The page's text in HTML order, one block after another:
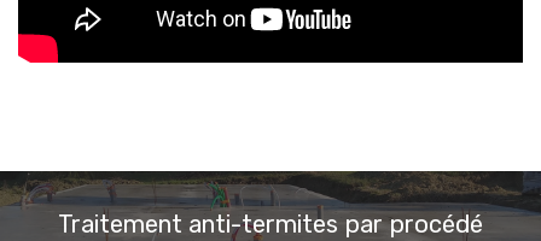
Traitement anti-termites par procédé